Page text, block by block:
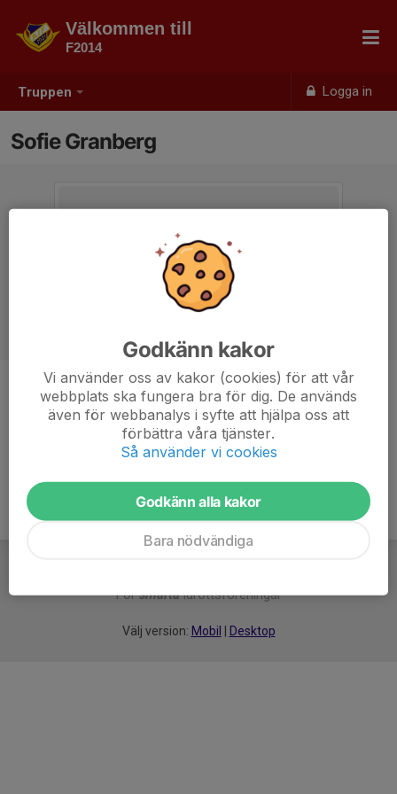
Truppen Logga in
Välkommen till
F2014
Sofie Granberg
Titel
Tränare
43 år
Försmartaidrottsföreningar
Välj version: Mobil Desktop
Godkänn kakor
Vi använder oss av kakor (cookies) för att vår
webbplats ska fungera bra för dig. De används
även för webbanalys i syfte att hjälpa oss att
förbättra våra tjänster.
Så använder vi cookies
Godkänn alla kakor
Bara nödvändiga